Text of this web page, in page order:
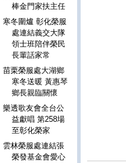
棒金門家扶主任
寒冬圍爐 彰化榮服
處連結義交大隊
領士班陪伴榮民
長輩話家常
苗栗榮服處大湖鄉
寒冬送暖 黃惠琴
鄉長親臨關懷
樂透歌友會全台公
益獻唱 第258場
至彰化榮家
雲林榮服處連結張
榮發基金會愛心